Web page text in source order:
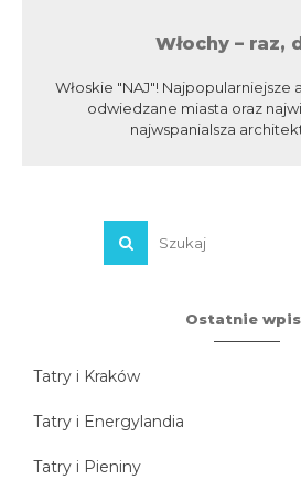
Włochy – raz,
Włoskie "NAJ"! Najpopularniejsze
odwiedzane miasta oraz
najwspanialsza
Ostatnie
Tatry i Kraków
Tatry i Energylandia
Tatry i Pieniny